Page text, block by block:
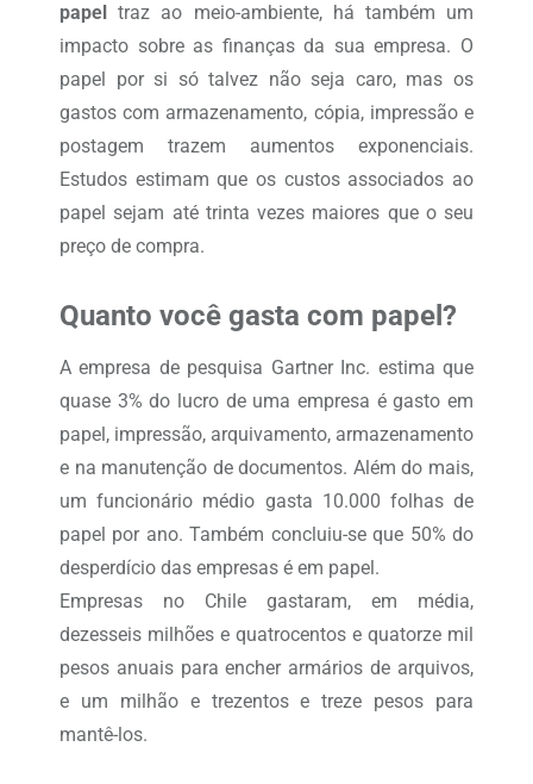
papel
traz ao meio-ambiente, há também um
impacto sobre as finanças da sua empresa. O
papel por si só talvez não seja caro, mas os
gastos com armazenamento, cópia, impressão e
postagem trazem aumentos exponenciais.
Estudos estimam que os custos associados ao
papel sejam até trinta vezes maiores que o seu
preço de compra.
Quanto você gasta com papel?
A empresa de pesquisa Gartner Inc. estima que
quase 3% do lucro de uma empresa é gasto em
papel, impressão, arquivamento, armazenamento
e na manutenção de documentos. Além do mais,
um funcionário médio gasta 10.000 folhas de
papel por ano. Também concluiu-se que 50% do
desperdício das empresas é em papel.
Empresas no Chile gastaram, em média,
dezesseis milhões e quatrocentos e quatorze mil
pesos anuais para encher armários de arquivos,
e um milhão e trezentos e treze pesos para
mantê-los.